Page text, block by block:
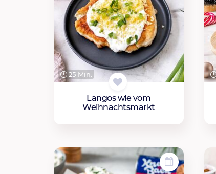
25 Min.
Langos wie vom
Weihnachtsmarkt